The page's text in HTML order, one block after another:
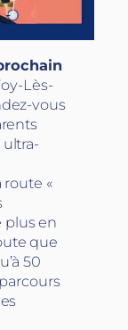
Lès-
vous
route «
plus en
que
50